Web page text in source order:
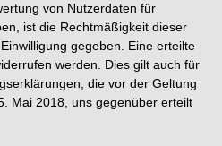
von Nutzerdaten für
ist die Rechtmäßigkeit dieser
gegeben. Eine erteilte
werden. Dies gilt auch für
die vor der Geltung
Mai 2018, uns gegenüber erteilt